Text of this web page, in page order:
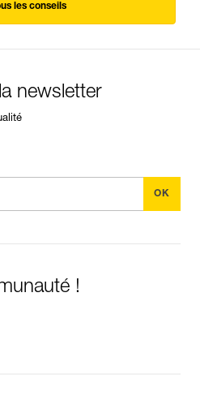
les conseils
newsletter
!